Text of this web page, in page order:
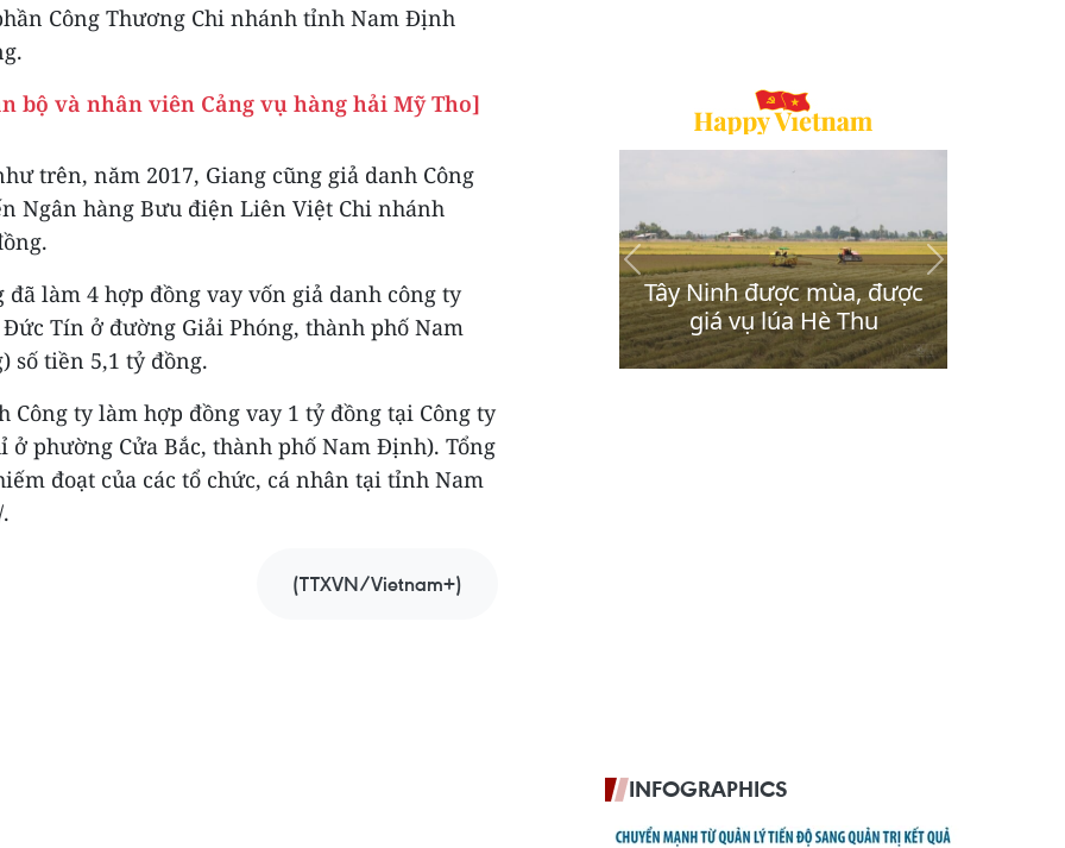
Công Thương Chi nhánh tỉnh Nam Định
bộ và nhân viên Cảng vụ hàng hải Mỹ Tho]
trên, năm 2017, Giang cũng giả danh Công
Ngân hàng Bưu điện Liên Việt Chi nhánh
đã làm 4 hợp đồng vay vốn giả danh công ty
Tín ở đường Giải Phóng, thành phố Nam
số tiền 5,1 tỷ đồng.
Công ty làm hợp đồng vay 1 tỷ đồng tại Công ty
ở phường Cửa Bắc, thành phố Nam Định). Tổng
đoạt của các tổ chức, cá nhân tại tỉnh Nam
(TTXVN/Vietnam+)
INFOGRAPHICS